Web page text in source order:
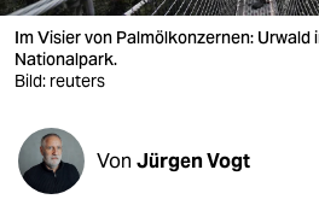
verlag
veranstaltungen
shop
fragen & hilfe
Im Visier von Palmölkonzernen: Urwald
Nationalpark.
Bild: reuters
Von Jürgen Vogt